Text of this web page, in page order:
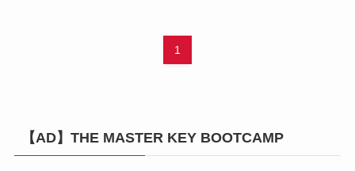
1
【AD】THE MASTER KEY BOOTCAMP